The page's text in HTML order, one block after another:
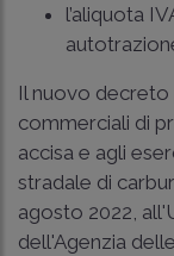
l’aliquota
Il nuovo decreto
commerciali di
accisa e agli
stradale di
agosto 2022,
dell'Agenzia